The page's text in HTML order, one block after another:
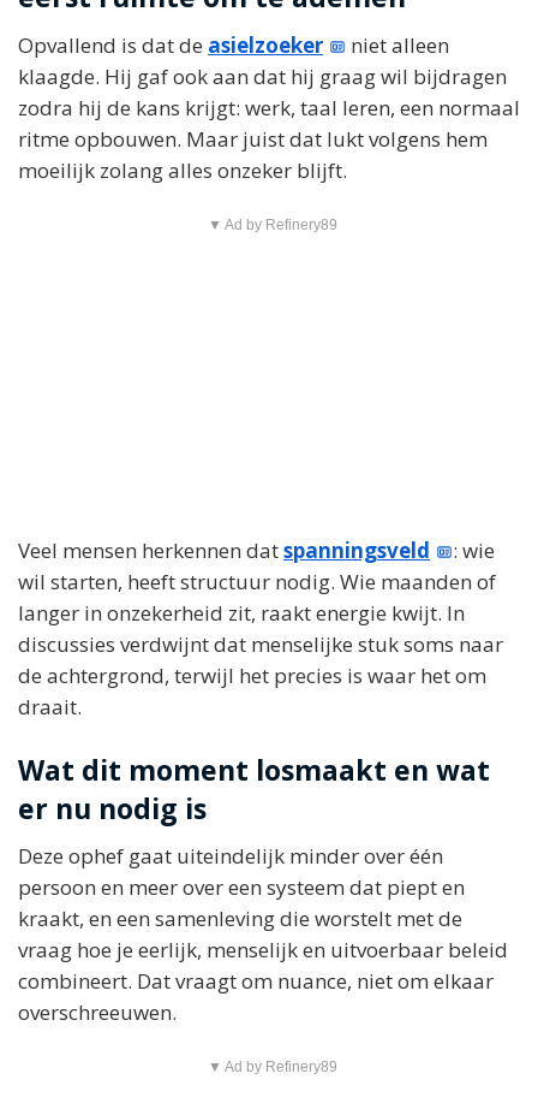
Opvallend is dat de asielzoeker
niet alleen
klaagde. Hij gaf ook aan dat hij graag wil bijdragen
zodra hij de kans krijgt: werk, taal leren, een normaal
ritme opbouwen. Maar juist dat lukt volgens hem
moeilijk zolang alles onzeker blijft.
▼ Ad by Refinery89
Veel mensen herkennen datspanningsveld
: wie
wil starten, heeft structuur nodig. Wie maanden of
langer in onzekerheid zit, raakt energie kwijt. In
discussies verdwijnt dat menselijke stuk soms naar
de achtergrond, terwijl het precies is waar het om
draait.
Wat dit moment losmaakt en wat
er nu nodig is
Deze ophef gaat uiteindelijk minder over één
persoon en meer over een systeem dat piept en
kraakt, en een samenleving die worstelt met de
vraag hoe je eerlijk, menselijk en uitvoerbaar beleid
combineert. Dat vraagt om nuance, niet om elkaar
overschreeuwen.
▼ Ad by Refinery89